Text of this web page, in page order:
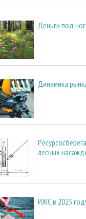
Деньги под
Динамика
лесных
ИЖС в 2025